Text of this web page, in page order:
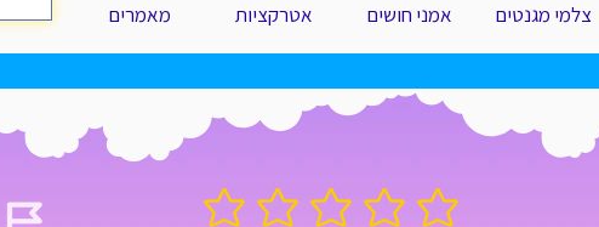
צלמי מגנטים אמני חושים אטרקציות מאמרים
אין עדיין דירוגים